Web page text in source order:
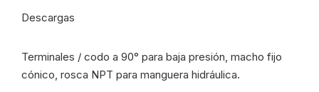
Mang
-
510-
Descargas
Terminales / codo a 90° para baja presión, macho fijo
cónico, rosca NPT para manguera hidráulica.